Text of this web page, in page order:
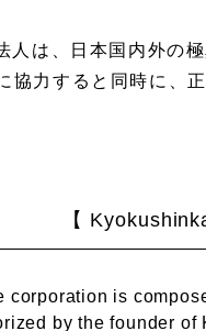
人は、日本国内外の
協力すると同時に、
【
corporation is
by the founder of